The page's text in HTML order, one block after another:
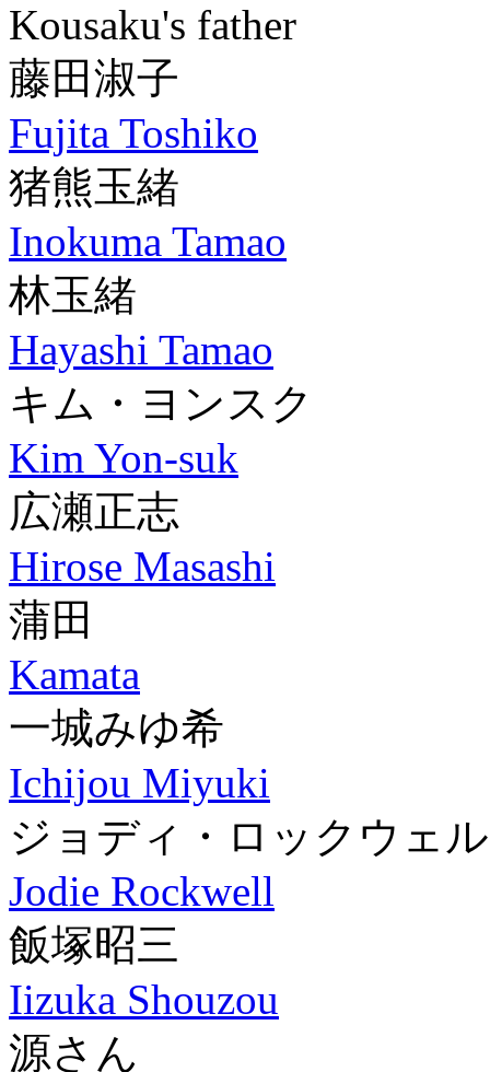
Kousaku's father
藤田淑子
Fujita Toshiko
猪熊玉緒
Inokuma Tamao
林玉緒
Hayashi Tamao
キム・ヨンスク
Kim Yon-suk
広瀬正志
Hirose Masashi
蒲田
Kamata
一城みゆ希
Ichijou Miyuki
ジョディ・ロックウェル
Jodie Rockwell
飯塚昭三
Iizuka Shouzou
源さん